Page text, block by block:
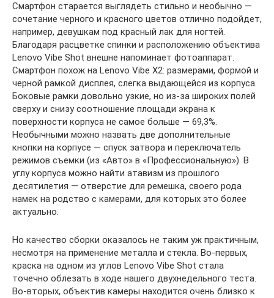
Смартфон старается выглядеть стильно и необычно —
сочетание черного и красного цветов отлично подойдет,
например, девушкам под красный лак для ногтей.
Благодаря расцветке спинки и расположению объектива
Lenovo Vibe Shot внешне напоминает фотоаппарат.
Смартфон похож на Lenovo Vibe X2: размерами, формой и
черной рамкой дисплея, слегка выдающейся из корпуса.
Боковые рамки довольно узкие, но из-за широких полей
сверху и снизу соотношение площади экрана к
поверхности корпуса не самое больше — 69,3%.
Необычными можно назвать две дополнительные
кнопки на корпусе — спуск затвора и переключатель
режимов съемки (из «Авто» в «Профессиональную»). В
углу корпуса можно найти атавизм из прошлого
десятилетия — отверстие для ремешка, своего рода
намек на родство с камерами, для которых это более
актуально.
Но качество сборки оказалось не таким уж практичным,
несмотря на применение металла и стекла. Во-первых,
краска на одном из углов Lenovo Vibe Shot стала
точечно облезать в ходе нашего двухнедельного теста.
Во-вторых, объектив камеры находится очень близко к